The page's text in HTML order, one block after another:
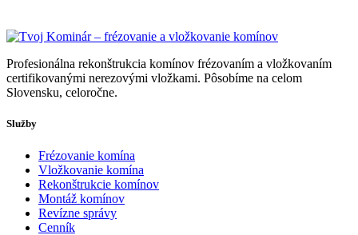
Profesionálna rekonštrukcia komínov frézovaním a vložkovaním
certifikovanými nerezovými vložkami. Pôsobíme na celom
Slovensku, celoročne.
Služby
Frézovanie komína
Vložkovanie komína
Rekonštrukcie komínov
Montáž komínov
Revízne správy
Cenník